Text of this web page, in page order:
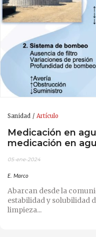
Sanidad Artículo
Medicación en
medicación en
05-ene-2024
E. Marco
Abarcan desde la
estabilidad y solubilidad
limpieza...